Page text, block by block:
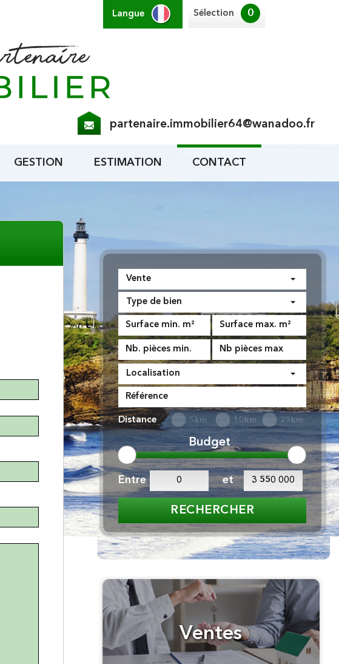
Sélection 0
Langue
partenaire.immobilier64@wanadoo.fr
GESTION ESTIMATION CONTACT
Vente
Type de bien
Localisation
Distance 5km 10km 25km
Budget
Entre et
RECHERCHER
Ventes